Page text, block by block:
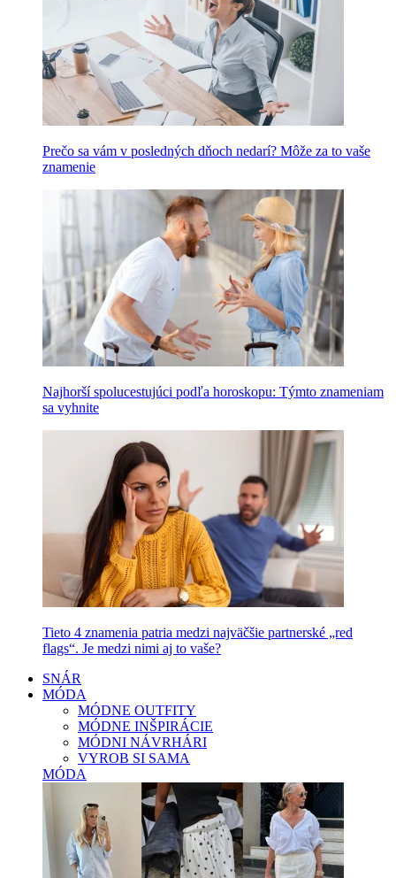
Prečo sa vám v posledných dňoch nedarí? Môže za to vaše
znamenie
Najhorší spolucestujúci podľa horoskopu: Týmto znameniam
sa vyhnite
Tieto 4 znamenia patria medzi najväčšie partnerské „red
flags“. Je medzi nimi aj to vaše?
SNÁR
MÓDA
MÓDNE OUTFITY
MÓDNE INŠPIRÁCIE
MÓDNI NÁVRHÁRI
VYROB SI SAMA
MÓDA